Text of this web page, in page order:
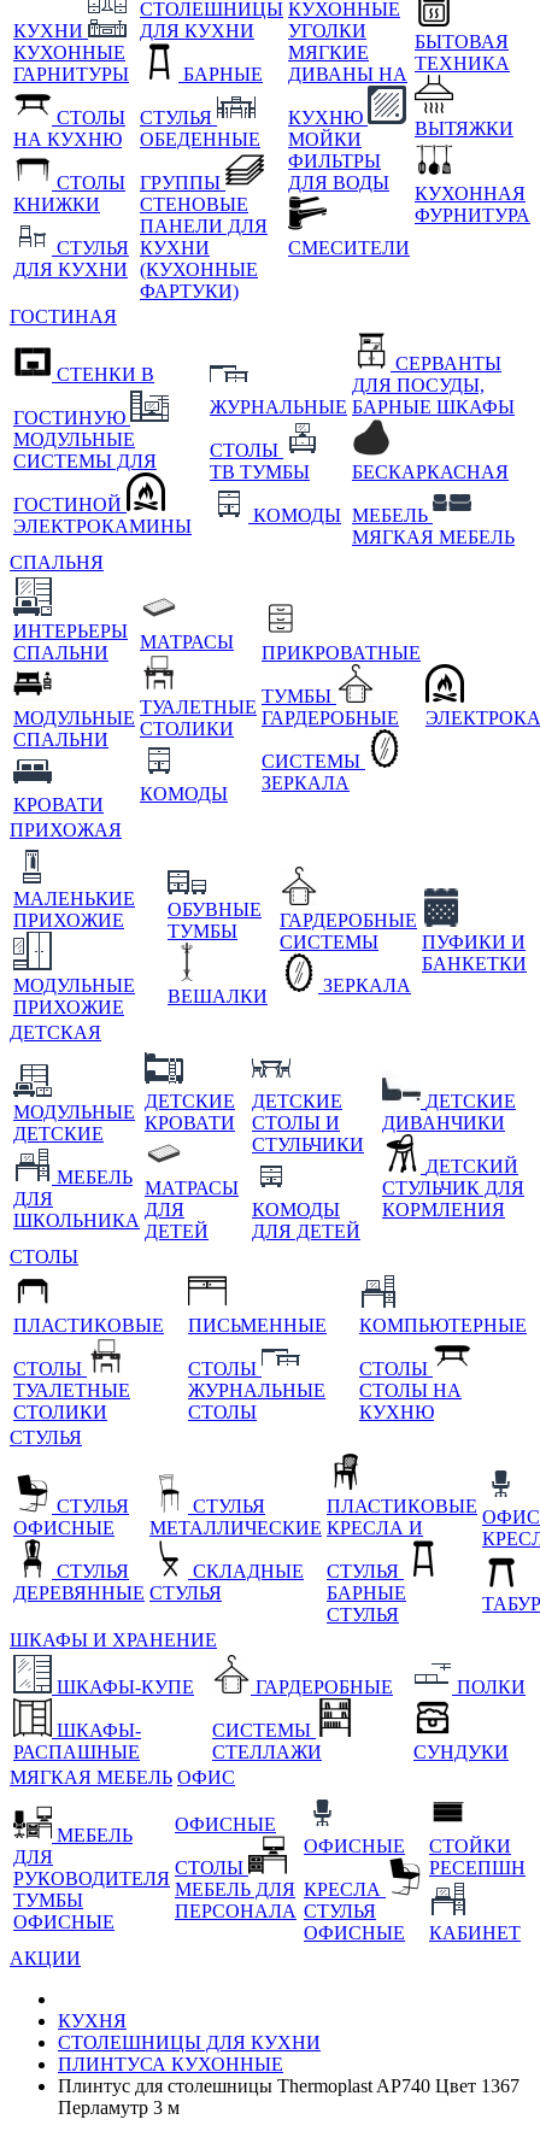
КУХНИ
КУХОННЫЕ
ГАРНИТУРЫ
СТОЛЫ
НА КУХНЮ
СТОЛЫ
КНИЖКИ
СТУЛЬЯ
ДЛЯ КУХНИ
СТОЛЕШНИЦЫ
ДЛЯ КУХНИ
БАРНЫЕ
СТУЛЬЯ
ОБЕДЕННЫЕ
ГРУППЫ
СТЕНОВЫЕ
ПАНЕЛИ ДЛЯ
КУХНИ
(КУХОННЫЕ
ФАРТУКИ)
КУХОННЫЕ
УГОЛКИ
МЯГКИЕ
ДИВАНЫ НА
КУХНЮ
МОЙКИ
ФИЛЬТРЫ
ДЛЯ ВОДЫ
СМЕСИТЕЛИ
БЫТОВАЯ
ТЕХНИКА
ВЫТЯЖКИ
КУХОННАЯ
ФУРНИТУРА
ГОСТИНАЯ
СТЕНКИ В
ГОСТИНУЮ
МОДУЛЬНЫЕ
СИСТЕМЫ ДЛЯ
ГОСТИНОЙ
ЭЛЕКТРОКАМИНЫ
ЖУРНАЛЬНЫЕ
СТОЛЫ
ТВ ТУМБЫ
КОМОДЫ
СЕРВАНТЫ
ДЛЯ ПОСУДЫ,
БАРНЫЕ ШКАФЫ
БЕСКАРКАСНАЯ
МЕБЕЛЬ
МЯГКАЯ МЕБЕЛЬ
СПАЛЬНЯ
ИНТЕРЬЕРЫ
СПАЛЬНИ
МОДУЛЬНЫЕ
СПАЛЬНИ
КРОВАТИ
МАТРАСЫ
ТУАЛЕТНЫЕ
СТОЛИКИ
КОМОДЫ
ПРИКРОВАТНЫЕ
ТУМБЫ
ГАРДЕРОБНЫЕ
СИСТЕМЫ
ЗЕРКАЛА
ПРИХОЖАЯ
МАЛЕНЬКИЕ
ПРИХОЖИЕ
МОДУЛЬНЫЕ
ПРИХОЖИЕ
ОБУВНЫЕ
ТУМБЫ
ВЕШАЛКИ
ГАРДЕРОБНЫЕ
СИСТЕМЫ
ЗЕРКАЛА
ПУФИКИ И
БАНКЕТКИ
ДЕТСКАЯ
МОДУЛЬНЫЕ
ДЕТСКИЕ
МЕБЕЛЬ
ДЛЯ
ШКОЛЬНИКА
ДЕТСКИЕ
КРОВАТИ
МАТРАСЫ
ДЛЯ
ДЕТЕЙ
ДЕТСКИЕ
СТОЛЫ И
СТУЛЬЧИКИ
КОМОДЫ
ДЛЯ ДЕТЕЙ
ДЕТСКИЕ
ДИВАНЧИКИ
ДЕТСКИЙ
СТУЛЬЧИК ДЛЯ
КОРМЛЕНИЯ
СТОЛЫ
ПЛАСТИКОВЫЕ
СТОЛЫ
ТУАЛЕТНЫЕ
СТОЛИКИ
ПИСЬМЕННЫЕ
СТОЛЫ
ЖУРНАЛЬНЫЕ
СТОЛЫ
КОМПЬЮТЕРНЫЕ
СТОЛЫ
СТОЛЫ НА
КУХНЮ
СТУЛЬЯ
СТУЛЬЯ
ОФИСНЫЕ
СТУЛЬЯ
ДЕРЕВЯННЫЕ
СТУЛЬЯ
МЕТАЛЛИЧЕСКИЕ
СКЛАДНЫЕ
СТУЛЬЯ
ПЛАСТИКОВЫЕ
КРЕСЛА И
СТУЛЬЯ
БАРНЫЕ
СТУЛЬЯ
ШКАФЫ И ХРАНЕНИЕ
ШКАФЫ-КУПЕ
ШКАФЫ-
РАСПАШНЫЕ
ГАРДЕРОБНЫЕ
СИСТЕМЫ
СТЕЛЛАЖИ
ПОЛКИ
СУНДУКИ
МЯГКАЯ МЕБЕЛЬ ОФИС
МЕБЕЛЬ
ДЛЯ
РУКОВОДИТЕЛЯ
ТУМБЫ
ОФИСНЫЕ
ОФИСНЫЕ
СТОЛЫ
МЕБЕЛЬ ДЛЯ
ПЕРСОНАЛА
ОФИСНЫЕ
КРЕСЛА
СТУЛЬЯ
ОФИСНЫЕ
СТОЙКИ
РЕСЕПШН
КАБИНЕТ
АКЦИИ
КУХНЯ
СТОЛЕШНИЦЫ ДЛЯ КУХНИ
ПЛИНТУСА КУХОННЫЕ
Плинтус для столешницы Thermoplast AP740 Цвет 1367
Перламутр 3 м